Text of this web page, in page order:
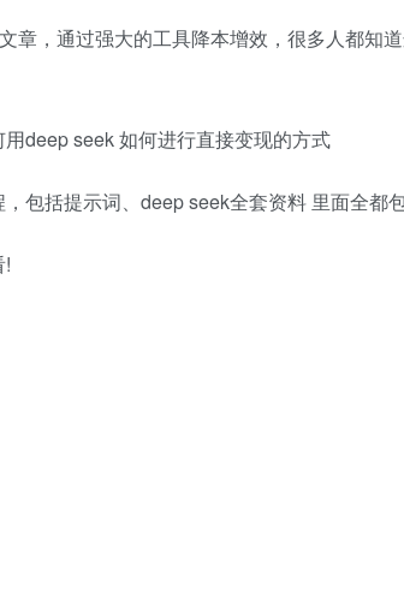
，通过强大的工具降本增效，很多人都知
deep seek 如何进行直接变现的方式
包括提示词、deep seek全套资料 里面全都
!